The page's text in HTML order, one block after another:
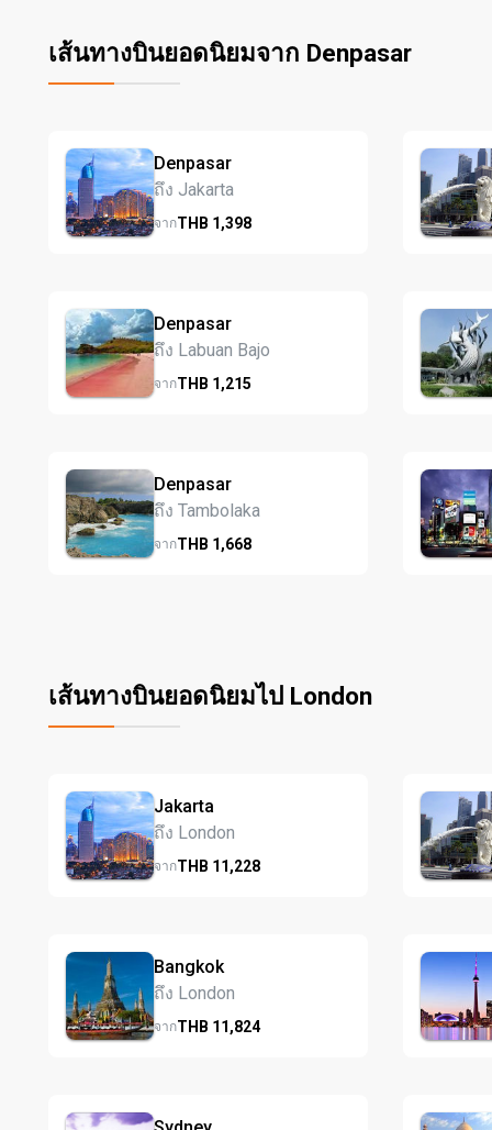
เส้นทางบินยอดนิยมจาก Denpasar
Denpasar
ถึง Jakarta
จากTHB 1,398
Denpasar
ถึง Labuan Bajo
จากTHB 1,215
Denpasar
ถึง Tambolaka
จากTHB 1,668
เส้นทางบินยอดนิยมไป London
Jakarta
ถึง London
จากTHB 11,228
Bangkok
ถึง London
จากTHB 11,824